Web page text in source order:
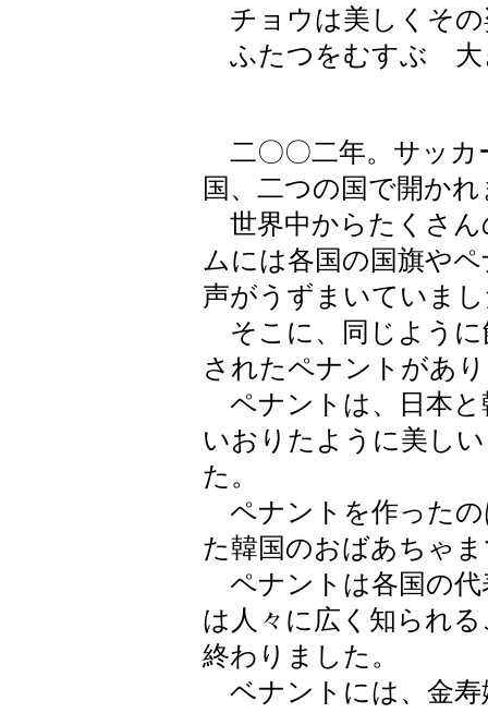
チョウは美しくその
ふたつをむすぶ 大
二〇〇二年。サッカ
国、二つの国で開か
世界中からたくさん
ムには各国の国旗や
声がうずまいていま
そこに、同じように
されたペナントがあ
ペナントは、日本と
いおりたように美し
た。
ペナントを作ったの
た韓国のおばあちゃ
ペナントは各国の代
は人々に広く知られ
終わりました。
ベナントには、金寿